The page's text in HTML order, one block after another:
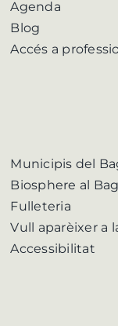
Agenda
Blog
Accés a
Municipis del
Biosphere al
Fulleteria
Vull aparèixer a
Accessibilitat